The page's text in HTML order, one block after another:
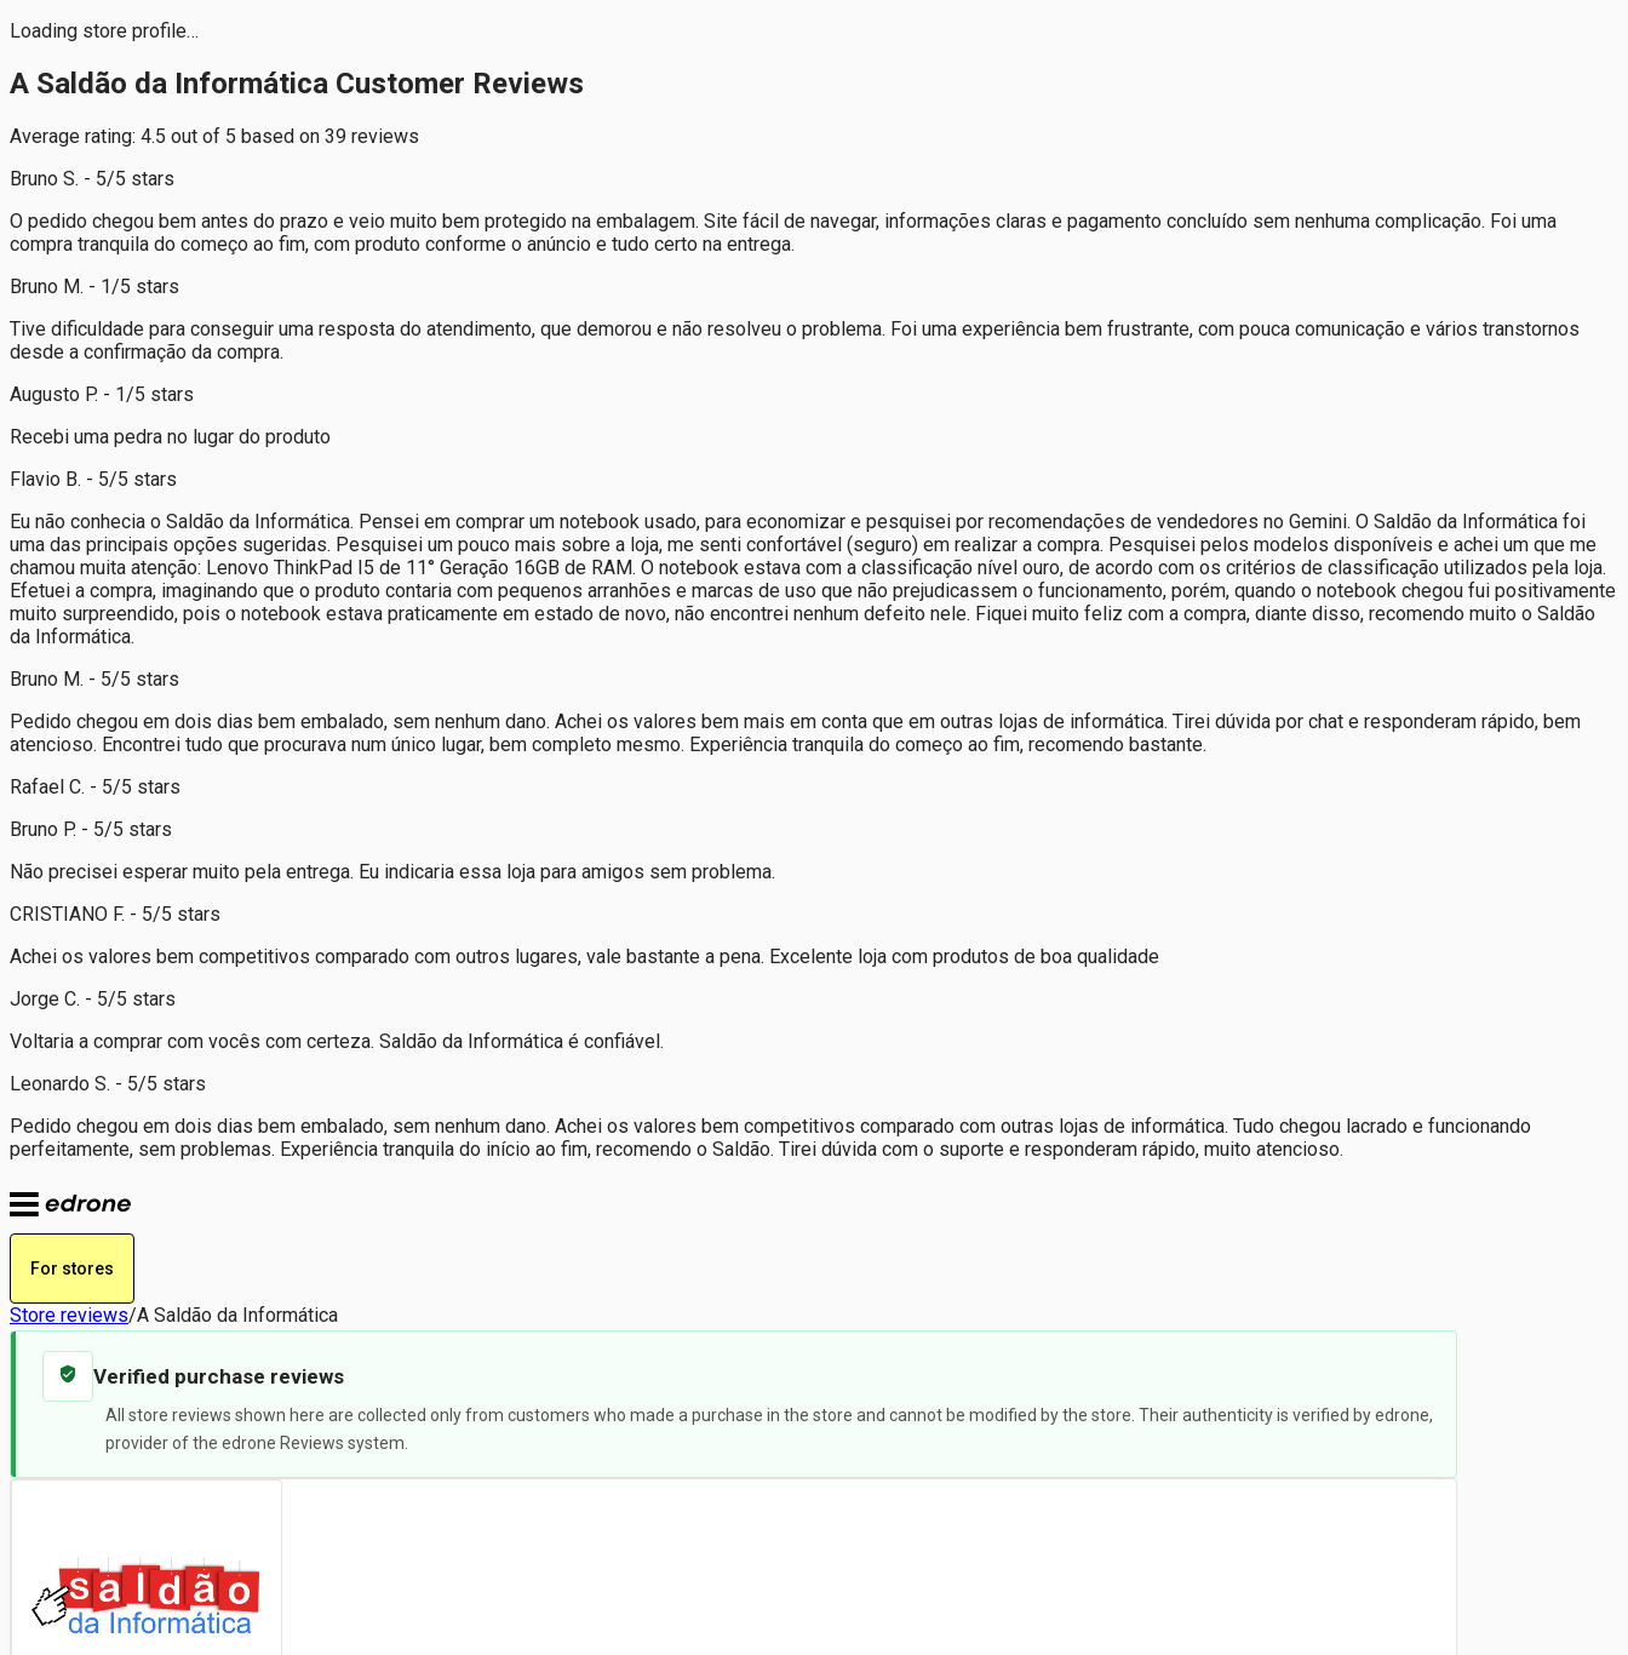
Loading store profile…
A Saldão da Informática Customer Reviews
Average rating: 4.5 out of 5 based on 39 reviews
Bruno S. - 5/5 stars
O pedido chegou bem antes do prazo e veio muito bem protegido na embalagem. Site fácil de navegar, informações claras e pagamento concluído sem nenhuma complicação. Foi uma
compra tranquila do começo ao fim, com produto conforme o anúncio e tudo certo na entrega.
Bruno M. - 1/5 stars
Tive dificuldade para conseguir uma resposta do atendimento, que demorou e não resolveu o problema. Foi uma experiência bem frustrante, com pouca comunicação e vários transtornos
desde a confirmação da compra.
Augusto P. - 1/5 stars
Recebi uma pedra no lugar do produto
Flavio B. - 5/5 stars
Eu não conhecia o Saldão da Informática. Pensei em comprar um notebook usado, para economizar e pesquisei por recomendações de vendedores no Gemini. O Saldão da Informática foi
uma das principais opções sugeridas. Pesquisei um pouco mais sobre a loja, me senti confortável (seguro) em realizar a compra. Pesquisei pelos modelos disponíveis e achei um que me
chamou muita atenção: Lenovo ThinkPad I5 de 11° Geração 16GB de RAM. O notebook estava com a classificação nível ouro, de acordo com os critérios de classificação utilizados pela loja.
Efetuei a compra, imaginando que o produto contaria com pequenos arranhões e marcas de uso que não prejudicassem o funcionamento, porém, quando o notebook chegou fui positivamente
muito surpreendido, pois o notebook estava praticamente em estado de novo, não encontrei nenhum defeito nele. Fiquei muito feliz com a compra, diante disso, recomendo muito o Saldão
da Informática.
Bruno M. - 5/5 stars
Pedido chegou em dois dias bem embalado, sem nenhum dano. Achei os valores bem mais em conta que em outras lojas de informática. Tirei dúvida por chat e responderam rápido, bem
atencioso. Encontrei tudo que procurava num único lugar, bem completo mesmo. Experiência tranquila do começo ao fim, recomendo bastante.
Rafael C. - 5/5 stars
Bruno P. - 5/5 stars
Não precisei esperar muito pela entrega. Eu indicaria essa loja para amigos sem problema.
CRISTIANO F. - 5/5 stars
Achei os valores bem competitivos comparado com outros lugares, vale bastante a pena. Excelente loja com produtos de boa qualidade
Jorge C. - 5/5 stars
Voltaria a comprar com vocês com certeza. Saldão da Informática é confiável.
Leonardo S. - 5/5 stars
Pedido chegou em dois dias bem embalado, sem nenhum dano. Achei os valores bem competitivos comparado com outras lojas de informática. Tudo chegou lacrado e funcionando
perfeitamente, sem problemas. Experiência tranquila do início ao fim, recomendo o Saldão. Tirei dúvida com o suporte e responderam rápido, muito atencioso.
For stores
Store reviews/A Saldão da Informática
Verified purchase reviews
All store reviews shown here are collected only from customers who made a purchase in the store and cannot be modified by the store. Their authenticity is verified by edrone,
provider of the edrone Reviews system.